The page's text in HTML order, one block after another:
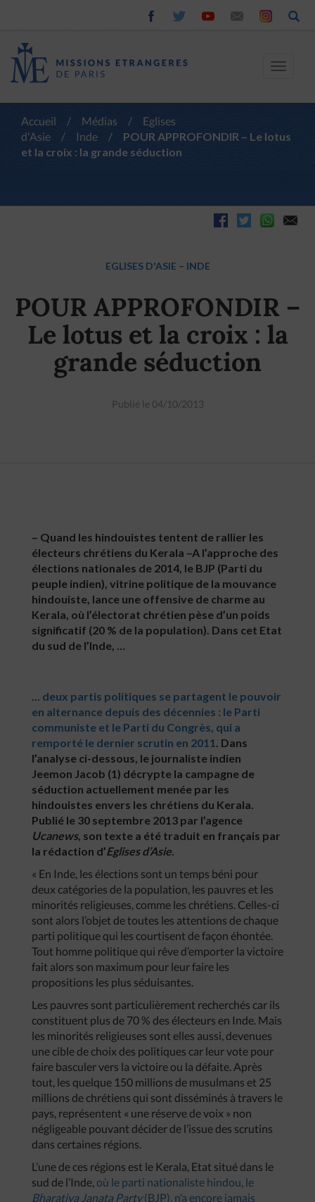
Toggle
Accueil / Médias /
Eglises
d'Asie
/ Inde /
POUR APPROFONDIR – Le lotus
et la croix : la grande séduction
EGLISES D'ASIE – INDE
POUR APPROFONDIR –
Le lotus et la croix : la
grande séduction
Publié le 04/10/2013
– Quand les hindouistes tentent de rallier les
électeurs chrétiens du Kerala –A l’approche des
élections nationales de 2014, le BJP (Parti du
peuple indien), vitrine politique de la mouvance
hindouiste, lance une offensive de charme au
Kerala, où l’électorat chrétien pèse d’un poids
significatif (20 % de la population). Dans cet Etat
du sud de l’Inde, …
… deux partis politiques se partagent le pouvoir
en alternance depuis des décennies : le Parti
communiste et le Parti du Congrès, qui a
remporté le dernier scrutin en 2011. Dans
l’analyse ci-dessous, le journaliste indien
Jeemon Jacob (1) décrypte la campagne de
séduction actuellement menée par les
hindouistes envers les chrétiens du Kerala.
Publié le 30 septembre 2013 par l’agence
Ucanews, son texte a été traduit en français par
la rédaction d’Eglises d’Asie.
« En Inde, les élections sont un temps béni pour
deux catégories de la population, les pauvres et les
minorités religieuses, comme les chrétiens. Celles-ci
sont alors l’objet de toutes les attentions de chaque
parti politique qui les courtisent de façon éhontée.
Tout homme politique qui rêve d’emporter la victoire
fait alors son maximum pour leur faire les
propositions les plus séduisantes.
Les pauvres sont particulièrement recherchés car ils
constituent plus de 70 % des électeurs en Inde. Mais
les minorités religieuses sont elles aussi, devenues
une cible de choix des politiques car leur vote pour
faire basculer vers la victoire ou la défaite. Après
tout, les quelque 150 millions de musulmans et 25
millions de chrétiens qui sont disséminés à travers le
pays, représentent « une réserve de voix » non
négligeable pouvant décider de l’issue des scrutins
dans certaines régions.
L’une de ces régions est le Kerala, Etat situé dans le
sud de l’Inde,où le parti nationaliste hindou, le
Bharatiya Janata Party(BJP), n’a encore jamais